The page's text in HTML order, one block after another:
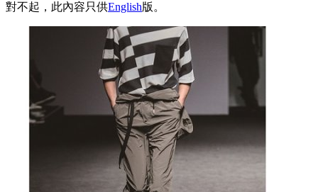
對不起，此內容只供English版。